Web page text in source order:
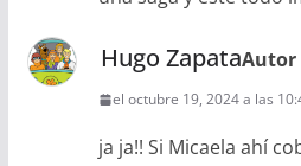
Hugo ZapataAutor
el octubre 19, 2024 a las
ja ja!! Si Micaela ahí